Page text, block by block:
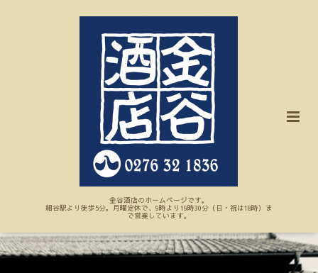
金谷酒店のホームページです。
細谷駅より徒歩5分。月曜定休で、9時より19時30分（日・祝は18時）ま
で営業しています。